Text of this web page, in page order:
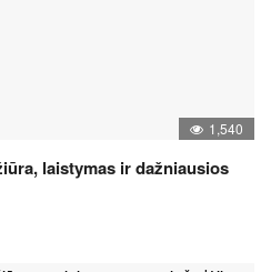
1,540
laistymas ir dažniausios